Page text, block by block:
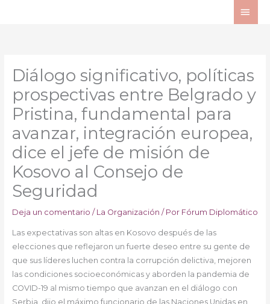
Diálogo significativo, políticas
prospectivas entre Belgrado y
Pristina, fundamental para
avanzar, integración europea,
dice el jefe de misión de
Kosovo al Consejo de
Seguridad
Deja un comentario / La Organización / Por Fórum Diplomático
Las expectativas son altas en Kosovo después de las
elecciones que reflejaron un fuerte deseo entre su gente de
que sus líderes luchen contra la corrupción delictiva, mejoren
las condiciones socioeconómicas y aborden la pandemia de
COVID-19 al mismo tiempo que avanzan en el diálogo con
Serbia, dijo el máximo funcionario de las Naciones Unidas en